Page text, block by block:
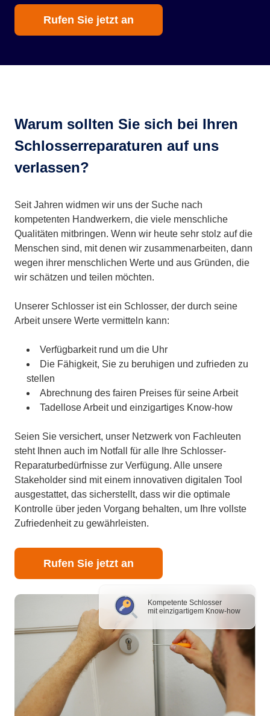
Rufen Sie jetzt an
Kompetente Schlosser
mit einzigartigem Know-how
Warum sollten Sie sich bei Ihren
Schlosserreparaturen auf uns
verlassen?
Seit Jahren widmen wir uns der Suche nach
kompetenten Handwerkern, die viele menschliche
Qualitäten mitbringen. Wenn wir heute sehr stolz auf die
Menschen sind, mit denen wir zusammenarbeiten, dann
wegen ihrer menschlichen Werte und aus Gründen, die
wir schätzen und teilen möchten.
Unserer Schlosser ist ein Schlosser, der durch seine
Arbeit unsere Werte vermitteln kann:
Verfügbarkeit rund um die Uhr
Die Fähigkeit, Sie zu beruhigen und zufrieden zu
stellen
Abrechnung des fairen Preises für seine Arbeit
Tadellose Arbeit und einzigartiges Know-how
Seien Sie versichert, unser Netzwerk von Fachleuten
steht Ihnen auch im Notfall für alle Ihre Schlosser-
Reparaturbedürfnisse zur Verfügung. Alle unsere
Stakeholder sind mit einem innovativen digitalen Tool
ausgestattet, das sicherstellt, dass wir die optimale
Kontrolle über jeden Vorgang behalten, um Ihre vollste
Zufriedenheit zu gewährleisten.
Rufen Sie jetzt an